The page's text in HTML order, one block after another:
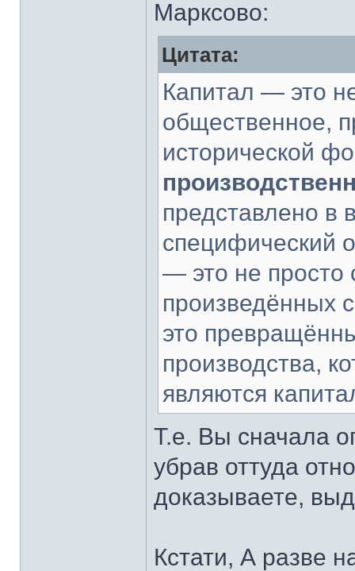
Марксово:
Цитата:
Капитал — это
общественное,
исторической
представлено в
специфический
— это не просто
произведённых
это
производства,
являются
Т.е. Вы сначала
убрав оттуда
доказываете,
Кстати, А разве